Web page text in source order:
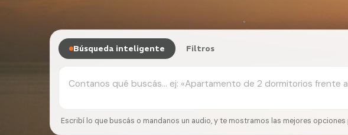
Búsqueda inteligente Filtros
Escribí lo que buscás o mandanos un audio, y te mostramos las mejores opciones